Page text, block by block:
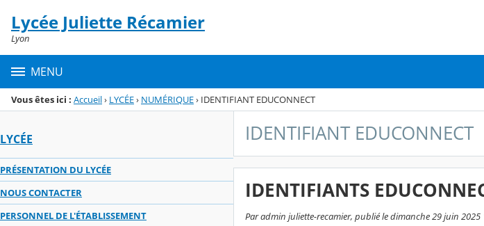
Menu de la rubrique
Contenu
Lycée Juliette Récamier
Lyon
MENU
Vous êtes ici : Accueil› LYCÉE› NUMÉRIQUE› IDENTIFIANT EDUCONNECT
LYCÉE
PRÉSENTATION DU LYCÉE
NOUS CONTACTER
PERSONNEL DE L'ÉTABLISSEMENT
IDENTIFIANT EDUCONNECT
IDENTIFIANTS
Par admin juliette-recamier, publié le dimanche 29 juin